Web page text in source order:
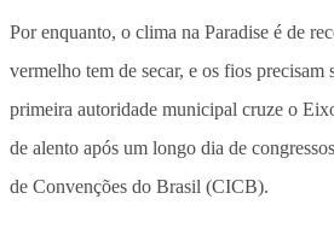
Por enquanto, o clima na Paradise é de
vermelho tem de secar, e os fios precisam
primeira autoridade municipal cruze o
de alento após um longo dia de
de Convenções do Brasil (CICB).